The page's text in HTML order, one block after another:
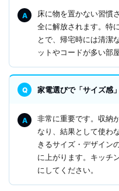
床に物を置かない習慣
全に解放されます。特
とで、帰宅時には清潔
ットやコードが多い部
家電選びで「サイズ感
非常に重要です。収納
なり、結果として使わ
きるサイズ・デザイン
に上がります。キッチ
にしてください。